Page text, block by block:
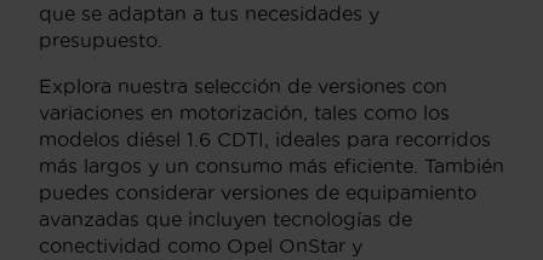
que se adaptan a tus necesidades y
presupuesto.
Explora nuestra selección de versiones con
variaciones en motorización, tales como los
modelos diésel 1.6 CDTI, ideales para recorridos
más largos y un consumo más eficiente. También
puedes considerar versiones de equipamiento
avanzadas que incluyen tecnologías de
conectividad como Opel OnStar y